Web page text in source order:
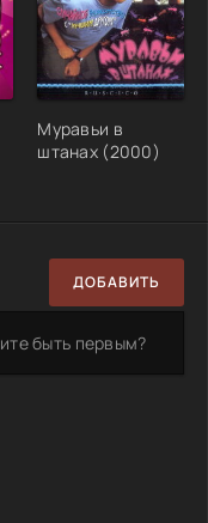
Муравьи в
штанах (2000)
ДОБАВИТЬ
быть первым?